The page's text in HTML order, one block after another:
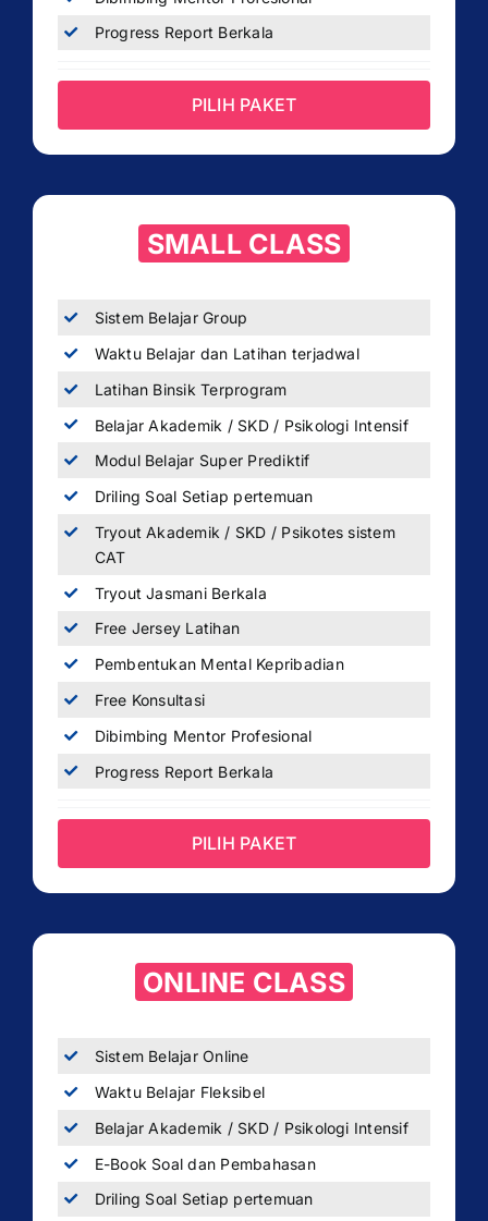
Progress Report Berkala
PILIH PAKET
SMALL CLASS
Sistem Belajar Group
Waktu Belajar dan Latihan terjadwal
Latihan Binsik Terprogram
Belajar Akademik / SKD / Psikologi Intensif
Modul Belajar Super Prediktif
Driling Soal Setiap pertemuan
Tryout Akademik / SKD / Psikotes sistem
CAT
Tryout Jasmani Berkala
Free Jersey Latihan
Pembentukan Mental Kepribadian
Free Konsultasi
Dibimbing Mentor Profesional
Progress Report Berkala
PILIH PAKET
ONLINE CLASS
Sistem Belajar Online
Waktu Belajar Fleksibel
Belajar Akademik / SKD / Psikologi Intensif
E-Book Soal dan Pembahasan
Driling Soal Setiap pertemuan